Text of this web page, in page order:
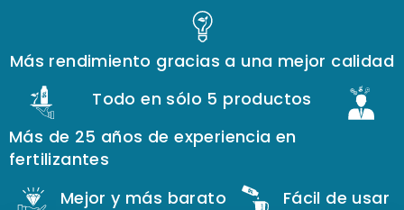
Más rendimiento gracias a una mejor calidad
Todo en sólo 5 productos
Más de 25 años de experiencia en
fertilizantes
Mejor y más barato
Fácil de usar